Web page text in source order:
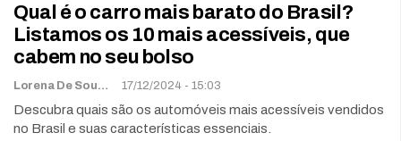
Qual é o carro mais barato do Brasil?
Listamos os 10 mais acessíveis, que
cabem no seu bolso
Lorena De Sousa 17/12/2024 - 15:03
Descubra quais são os automóveis mais acessíveis vendidos
no Brasil e suas características essenciais.